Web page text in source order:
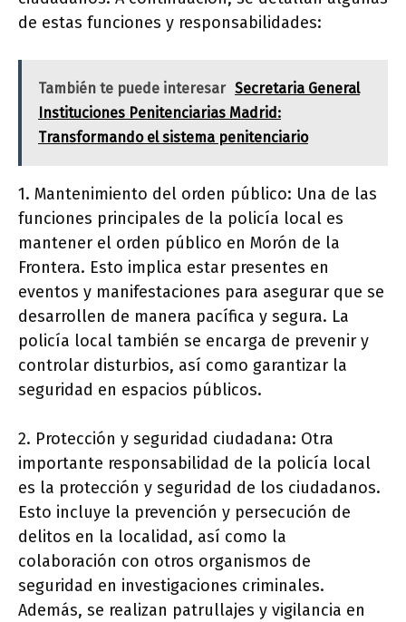
de estas funciones y responsabilidades:
También te puede interesar Secretaria General
Instituciones Penitenciarias Madrid:
Transformando el sistema penitenciario
1. Mantenimiento del orden público: Una de las
funciones principales de la policía local es
mantener el orden público en Morón de la
Frontera. Esto implica estar presentes en
eventos y manifestaciones para asegurar que se
desarrollen de manera pacífica y segura. La
policía local también se encarga de prevenir y
controlar disturbios, así como garantizar la
seguridad en espacios públicos.
2. Protección y seguridad ciudadana: Otra
importante responsabilidad de la policía local
es la protección y seguridad de los ciudadanos.
Esto incluye la prevención y persecución de
delitos en la localidad, así como la
colaboración con otros organismos de
seguridad en investigaciones criminales.
Además, se realizan patrullajes y vigilancia en